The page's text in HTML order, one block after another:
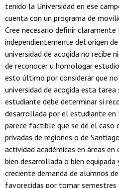
tenido la Universidad en ese
cuenta con un programa de
Cree necesario definir claramente
independientemente del origen
universidad de acogida no recibe
de reconocer u homologar
esto último por considerar que
universidad de acogida esta
estudiante debe determinar si
desarrollada por el estudiante en
parece factible que se dé el caso
privadas de regiones o de
actividad académicas en áreas en
bien desarrollada o bien
creciente demanda de alumnos
favorecidas por tomar semestres